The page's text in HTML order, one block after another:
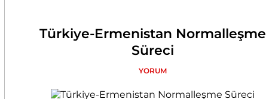
Türkiye-Ermenistan Normalleşme
Süreci
YORUM